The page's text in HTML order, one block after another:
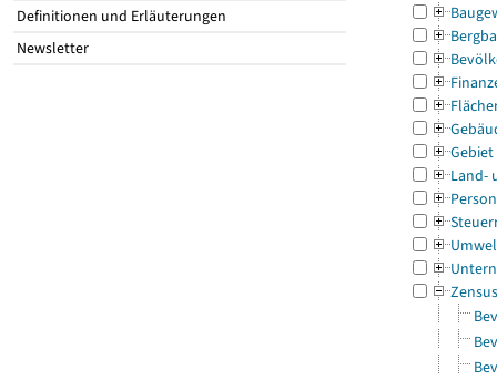
Definitionen und Erläuterungen
Newsletter
Gebiet
Land-
Zensus